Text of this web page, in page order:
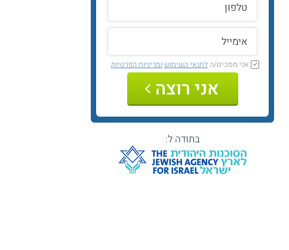
אני מסכים/הלתנאי השימוש ומדיניות הפרטיות
אני רוצה
בתודה ל: